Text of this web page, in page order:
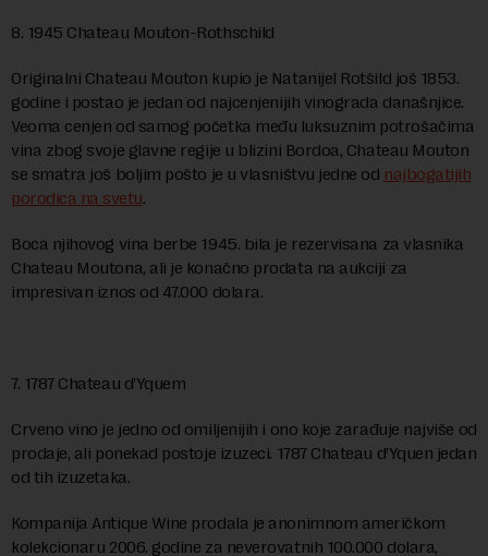
8. 1945 Chateau Mouton-Rothschild
Originalni Chateau Mouton kupio je Natanijel Rotšild još 1853.
godine i postao je jedan od najcenjenijih vinograda današnjice.
Veoma cenjen od samog početka među luksuznim potrošačima
vina zbog svoje glavne regije u blizini Bordoa, Chateau Mouton
se smatra još boljim pošto je u vlasništvu jedne od najbogatijih
porodica na svetu.
Boca njihovog vina berbe 1945. bila je rezervisana za vlasnika
Chateau Moutona, ali je konačno prodata na aukciji za
impresivan iznos od 47.000 dolara.
7. 1787 Chateau d’Yquem
Crveno vino je jedno od omiljenijih i ono koje zarađuje najviše od
prodaje, ali ponekad postoje izuzeci. 1787 Chateau d’Yquen jedan
od tih izuzetaka.
Kompanija Antique Wine prodala je anonimnom američkom
kolekcionaru 2006. godine za neverovatnih 100.000 dolara,